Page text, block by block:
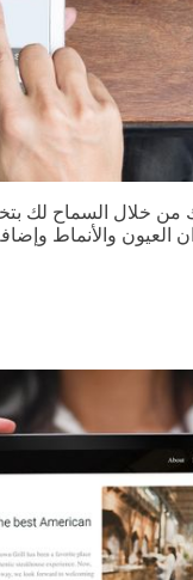
العيون والأنماط